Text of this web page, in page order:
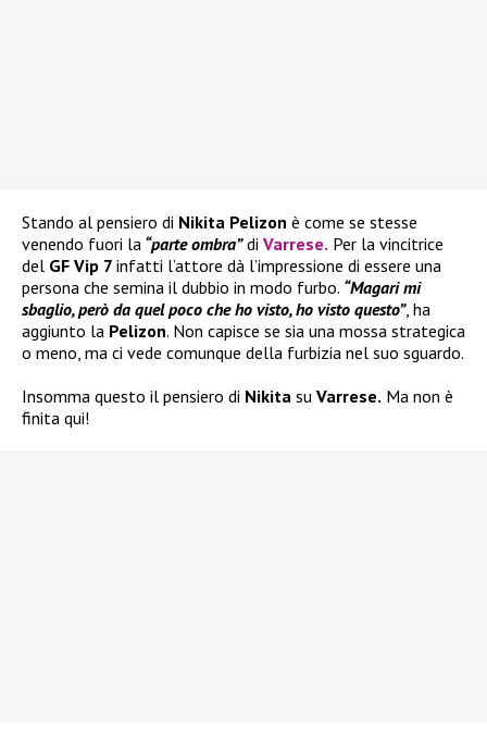
Stando al pensiero di Nikita Pelizon è come se stesse
venendo fuori la “parte ombra”di Varrese. Per la vincitrice
del GF Vip 7 infatti l’attore dà l’impressione di essere una
persona che semina il dubbio in modo furbo. “Magari mi
sbaglio, però da quel poco che ho visto, ho visto questo”, ha
aggiunto la Pelizon. Non capisce se sia una mossa strategica
o meno, ma ci vede comunque della furbizia nel suo sguardo.
Insomma questo il pensiero di Nikita su Varrese. Ma non è
finita qui!